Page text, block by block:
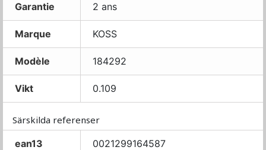
Garantie 2 ans
Marque KOSS
Modèle 184292
Vikt 0.109
Särskilda referenser
ean13
0021299164587